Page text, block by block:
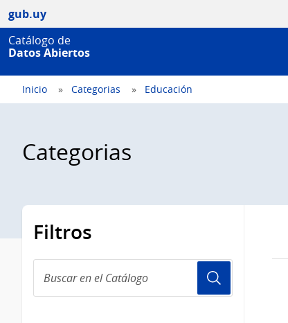
gub.uy
Catálogo de
Datos Abiertos
Inicio Categorias Educación
Categorias
Filtros
en
el